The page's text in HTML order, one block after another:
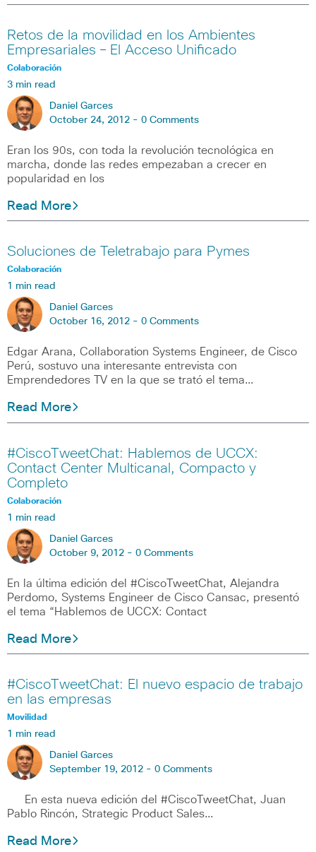
Retos de la movilidad en los Ambientes
Empresariales – El Acceso Unificado
Colaboración
3 min read
Daniel Garces
October 24, 2012 - 0 Comments
Eran los 90s, con toda la revolución tecnológica en
marcha, donde las redes empezaban a crecer en
popularidad en los
Read More
Soluciones de Teletrabajo para Pymes
Colaboración
1 min read
Daniel Garces
October 16, 2012 - 0 Comments
Edgar Arana, Collaboration Systems Engineer, de Cisco
Perú, sostuvo una interesante entrevista con
Emprendedores TV en la que se trató el tema…
Read More
#CiscoTweetChat: Hablemos de UCCX:
Contact Center Multicanal, Compacto y
Completo
Colaboración
1 min read
Daniel Garces
October 9, 2012 - 0 Comments
En la última edición del #CiscoTweetChat, Alejandra
Perdomo, Systems Engineer de Cisco Cansac, presentó
el tema “Hablemos de UCCX: Contact
Read More
#CiscoTweetChat: El nuevo espacio de trabajo
en las empresas
Movilidad
1 min read
Daniel Garces
September 19, 2012 - 0 Comments
En esta nueva edición del #CiscoTweetChat, Juan
Pablo Rincón, Strategic Product Sales…
Read More